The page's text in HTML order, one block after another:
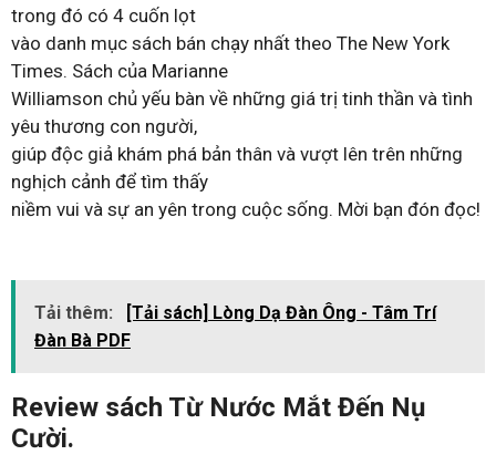
trong đó có 4 cuốn lọt
vào danh mục sách bán chạy nhất theo The New York
Times. Sách của Marianne
Williamson chủ yếu bàn về những giá trị tinh thần và tình
yêu thương con người,
giúp độc giả khám phá bản thân và vượt lên trên những
nghịch cảnh để tìm thấy
niềm vui và sự an yên trong cuộc sống. Mời bạn đón đọc!
Tải thêm:
[Tải sách] Lòng Dạ Đàn Ông - Tâm Trí
Đàn Bà PDF
Review sách Từ Nước Mắt Đến Nụ
Cười.